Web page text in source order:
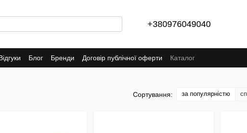
+380976049040
Блог Бренди Договір публічної оферти Каталог
Сортування: за популярністю